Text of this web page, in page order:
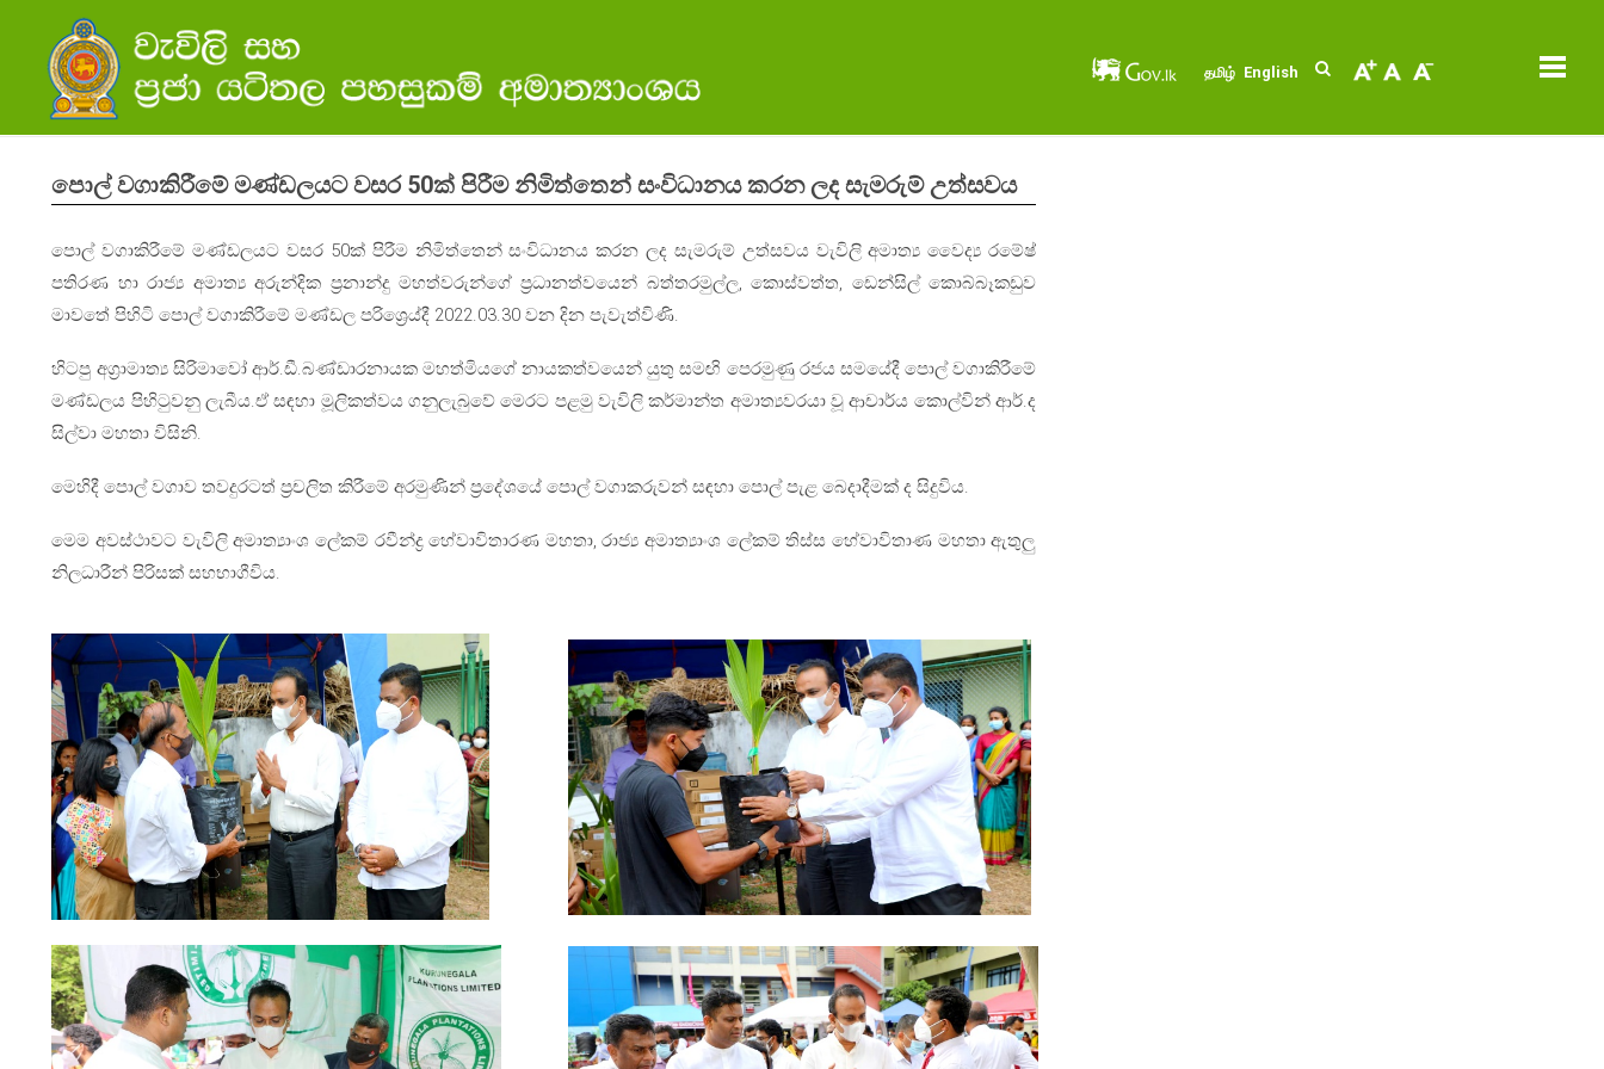
தமிழ் English
පොල් වගාකිරීමේ මණ්ඩලයට වසර 50ක් පිරීම නිමිත්තෙන් සංවිධානය කරන ලද සැමරුම් උත්සවය
පොල් වගාකිරීමේ මණ්ඩලයට වසර 50ක් පිරීම නිමිත්තෙන් සංවිධානය කරන ලද සැමරුම් උත්සවය වැවිලි අමාත්‍ය වෛද්‍ය රමේෂ්
පතිරණ හා රාජ්‍ය අමාත්‍ය අරුන්දික ප්‍රනාන්දු මහත්වරුන්ගේ ප්‍රධානත්වයෙන් බත්තරමුල්ල, කොස්වත්ත, ඩෙන්සිල් කොබ්බෑකඩුව
මාවතේ පිහිටි පොල් වගාකිරීමේ මණ්ඩල පරිශ්‍රෙය්දී 2022.03.30 වන දින පැවැත්විණි.
හිටපු අග්‍රාමාත්‍ය සිරිමාවෝ ආර්.ඩී.බණ්ඩාරනායක මහත්මියගේ නායකත්වයෙන් යුතු සමඟි පෙරමුණු රජය සමයේදී පොල් වගාකිරීමේ
මණ්ඩලය පිහිටුවනු ලැබීය.ඒ සඳහා මූලිකත්වය ගනුලැබුවේ මෙරට පළමු වැවිලි කර්මාන්ත අමාත්‍යවරයා වූ ආචාර්ය කොල්වින් ආර්.ද
සිල්වා මහතා විසිනි.
මෙහිදී පොල් වගාව තවදුරටත් ප්‍රචලිත කිරීමේ අරමුණින් ප්‍රදේශයේ පොල් වගාකරුවන් සඳහා පොල් පැළ බෙදාදීමක් ද සිදුවිය.
මෙම අවස්ථාවට වැවිලි අමාත්‍යාංශ ලේකම් රවීන්ද්‍ර හේවාවිතාරණ මහතා, රාජ්‍ය අමාත්‍යාංශ ලේකම් තිස්ස හේවාවිතාණ මහතා ඇතුලු
නිලධාරීන් පිරිසක් සහභාගීවිය.